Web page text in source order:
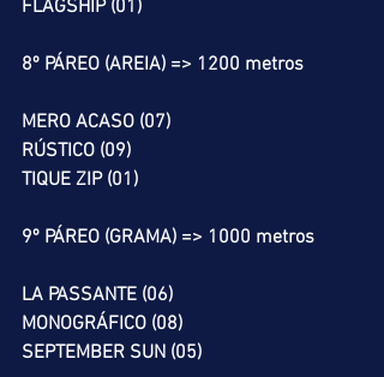
FLAGSHIP (01)
8º PÁREO (AREIA) => 1200 metros
MERO ACASO (07)
RÚSTICO (09)
TIQUE ZIP (01)
9º PÁREO (GRAMA) => 1000 metros
LA PASSANTE (06)
MONOGRÁFICO (08)
SEPTEMBER SUN (05)